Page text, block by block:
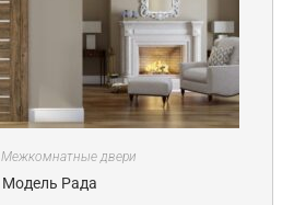
Межкомнатные двери
Модель Рада